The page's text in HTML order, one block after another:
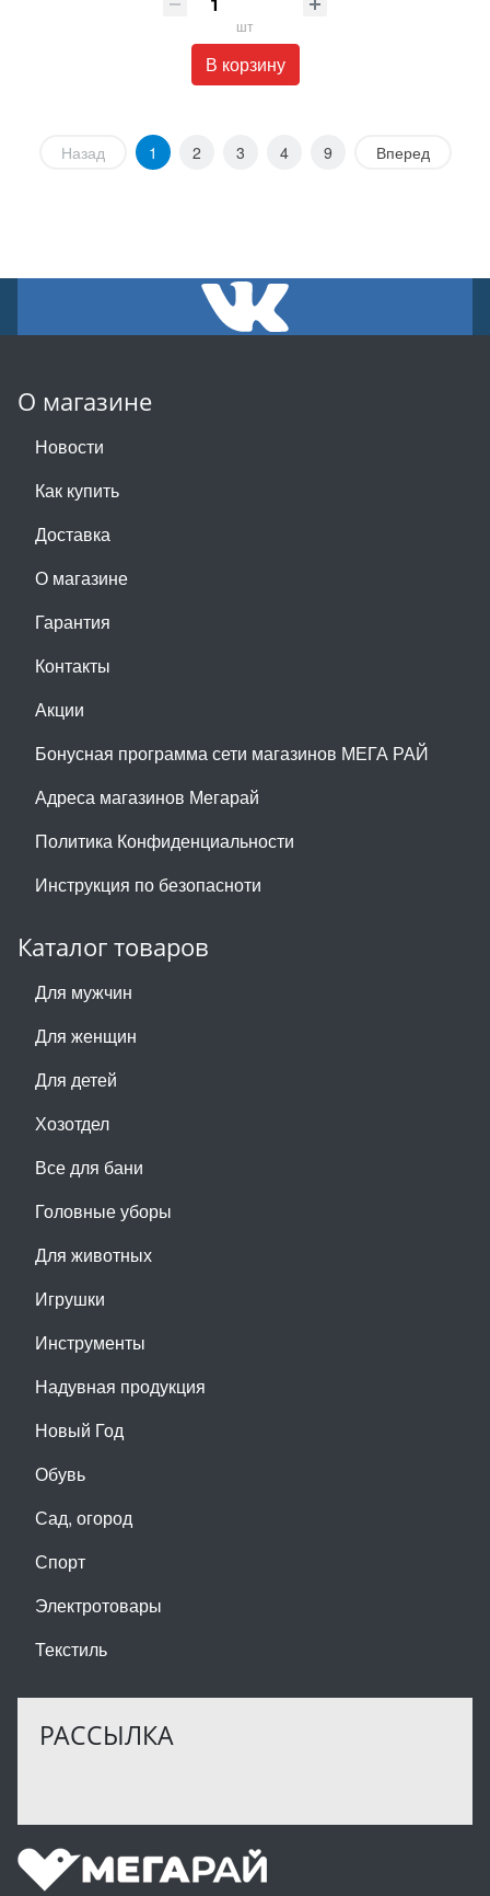
шт
В корзину
Назад 1 2 3 4 9 Вперед
О магазине
Новости
Как купить
Доставка
О магазине
Гарантия
Контакты
Акции
Бонусная программа сети магазинов МЕГА РАЙ
Адреса магазинов Мегарай
Политика Конфиденциальности
Инструкция по безопасноти
Каталог товаров
Для мужчин
Для женщин
Для детей
Хозотдел
Все для бани
Головные уборы
Для животных
Игрушки
Инструменты
Надувная продукция
Новый Год
Обувь
Сад, огород
Спорт
Электротовары
Текстиль
РАССЫЛКА